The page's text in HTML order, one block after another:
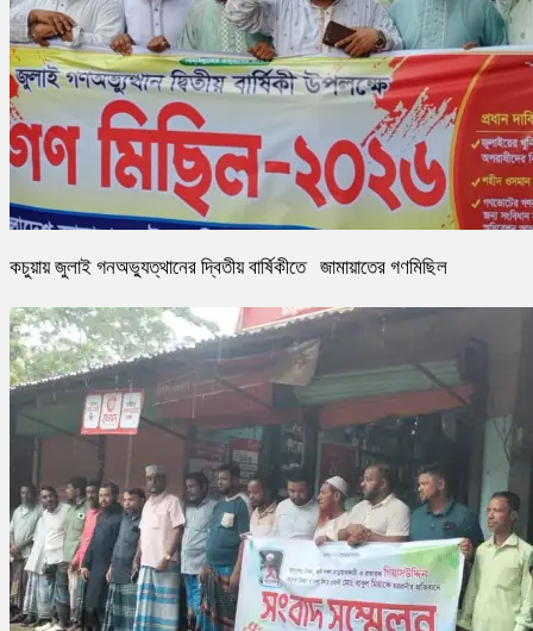
কচুয়ায় জুলাই গনঅভ্যুত্থানের দ্বিতীয় বার্ষিকীতে জামায়াতের গণমিছিল